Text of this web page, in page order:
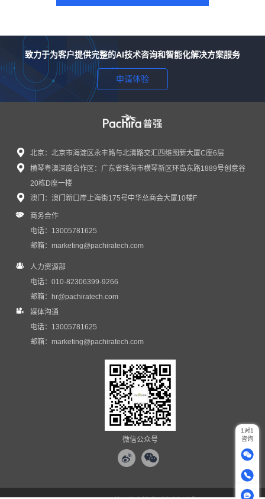
致力于为客户提供完整的AI技术咨询和智能化解决方案服务
申请体验
1对1
咨询
北京：北京市海淀区永丰路与北清路交汇四维图新大厦C座6层
横琴粤澳深度合作区：广东省珠海市横琴新区环岛东路1889号创意谷
20栋D座一楼
澳门：澳门新口岸上海街175号中华总商会大厦10楼F
商务合作
电话：13005781625
邮箱：marketing@pachiratech.com
人力资源部
电话：010-82306399-9266
邮箱： hr@pachiratech.com
媒体沟通
电话：13005781625
邮箱：marketing@pachiratech.com
微信公众号